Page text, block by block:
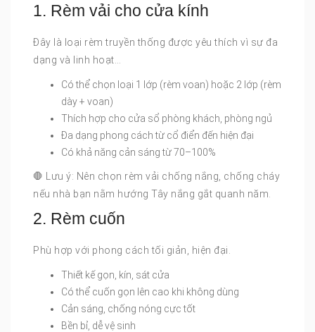
1. Rèm vải cho cửa kính
Đây là loại rèm truyền thống được yêu thích vì sự đa
dạng và linh hoạt…
Có thể chọn loại 1 lớp (rèm voan) hoặc 2 lớp (rèm
dày + voan)
Thích hợp cho cửa sổ phòng khách, phòng ngủ
Đa dạng phong cách từ cổ điển đến hiện đại
Có khả năng cản sáng từ 70–100%
🛑 Lưu ý: Nên chọn rèm vải chống nắng, chống cháy
nếu nhà bạn nằm hướng Tây nắng gắt quanh năm.
2. Rèm cuốn
Phù hợp với phong cách tối giản, hiện đại.
Thiết kế gọn, kín, sát cửa
Có thể cuốn gọn lên cao khi không dùng
Cản sáng, chống nóng cực tốt
Bền bỉ, dễ vệ sinh